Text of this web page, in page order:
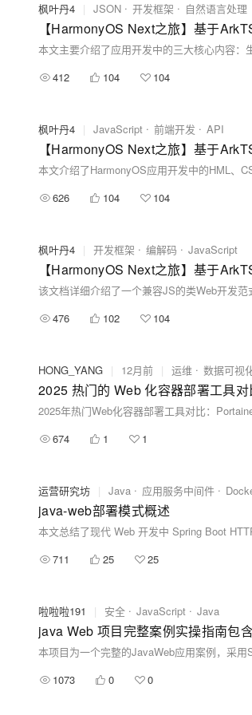
枫叶丹4 | JSON 开发框架 自然语言处理
【HarmonyOS Next之旅】基于
412
104 104
枫叶丹4 | JavaScript 前端开发 API
【HarmonyOS Next之旅】基于
626
104 104
枫叶丹4 | 开发框架 编解码 JavaScript
【HarmonyOS Next之旅】基于
476
102 104
HONG_YANG | 12月前 | 运维 数据可视
2025 热门的 Web 化容器部署工具
674
1 1
运营研究坊 | Java 应用服务中间件
java-web部署模式概述
711
25 25
啦啦啦191 | 安全 JavaScript Java
java Web 项目完整案例实操指南包
1073
0 0